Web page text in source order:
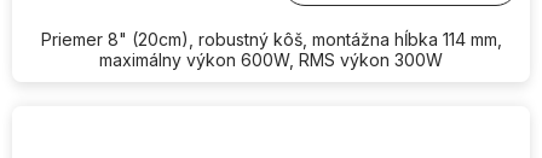
Priemer 8" (20cm), robustný kôš, montážna hĺbka 114 mm,
maximálny výkon 600W, RMS výkon 300W